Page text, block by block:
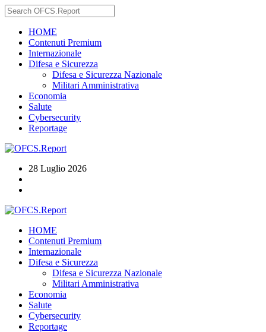
HOME
Contenuti Premium
Internazionale
Difesa e Sicurezza
Difesa e Sicurezza Nazionale
Militari Amministrativa
Economia
Salute
Cybersecurity
Reportage
28 Luglio 2026
HOME
Contenuti Premium
Internazionale
Difesa e Sicurezza
Difesa e Sicurezza Nazionale
Militari Amministrativa
Economia
Salute
Cybersecurity
Reportage